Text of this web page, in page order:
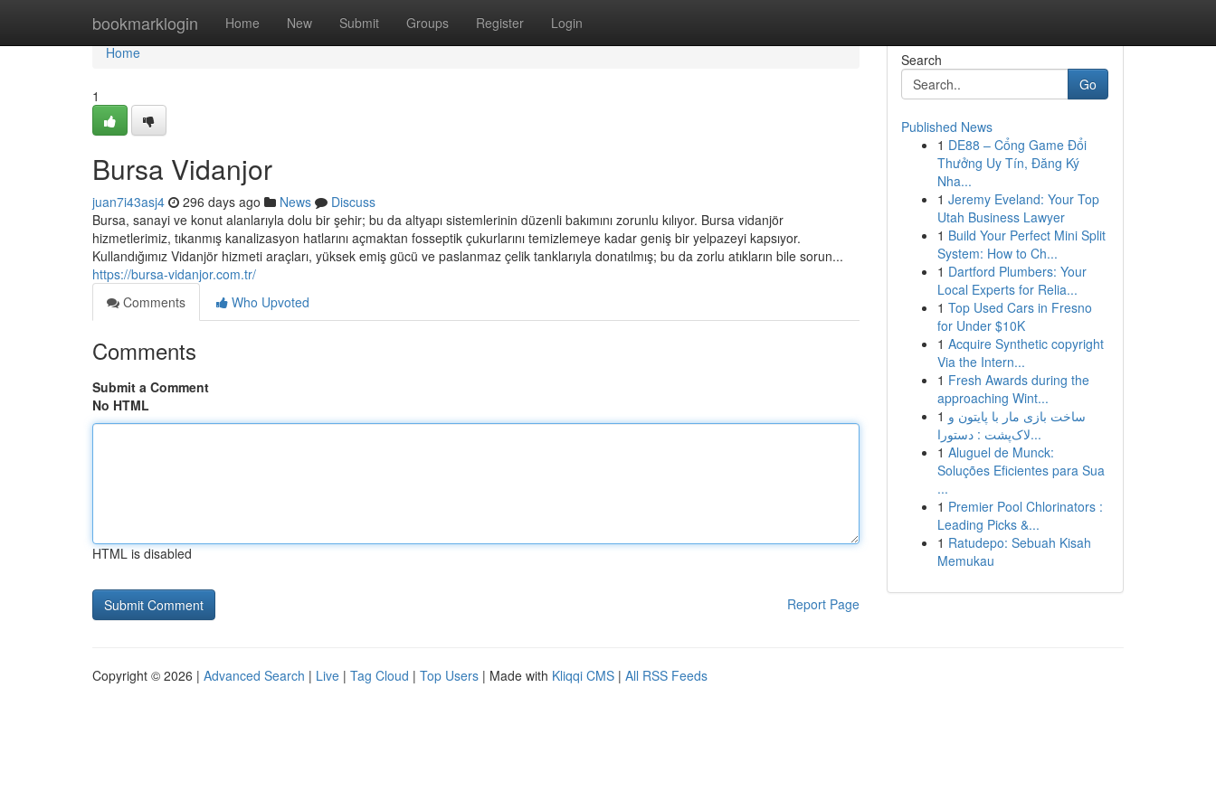
bookmarklogin Home New Submit Groups Register Login
Home
Home
1
Bursa Vidanjor
juan7i43asj4 296 days ago News
Discuss
Bursa, sanayi ve konut alanlarıyla dolu bir şehir; bu da altyapı sistemlerinin düzenli bakımını zorunlu kılıyor. Bursa vidanjör
hizmetlerimiz, tıkanmış kanalizasyon hatlarını açmaktan fosseptik çukurlarını temizlemeye kadar geniş bir yelpazeyi kapsıyor.
Kullandığımız Vidanjör hizmeti araçları, yüksek emiş gücü ve paslanmaz çelik tanklarıyla donatılmış; bu da zorlu atıkların bile sorun...
https://bursa-vidanjor.com.tr/
Comments
Who Upvoted
Comments
Submit a Comment
No HTML
HTML is disabled
Report Page
Search
Go
Published News
1 DE88 – Cổng Game Đổi
Thưởng Uy Tín, Đăng Ký
Nha...
1 Jeremy Eveland: Your Top
Utah Business Lawyer
1 Build Your Perfect Mini Split
System: How to Ch...
1 Dartford Plumbers: Your
Local Experts for Relia...
1 Top Used Cars in Fresno
for Under $10K
1 Acquire Synthetic copyright
Via the Intern...
1 Fresh Awards during the
approaching Wint...
1 ساخت بازی مار با پایتون و
لاک‌پشت : دستورا...
1 Aluguel de Munck:
Soluções Eficientes para Sua
...
1 Premier Pool Chlorinators :
Leading Picks &...
1 Ratudepo: Sebuah Kisah
Memukau
Copyright © 2026 | Advanced Search | Live | Tag Cloud | Top Users | Made with Kliqqi CMS | All RSS Feeds